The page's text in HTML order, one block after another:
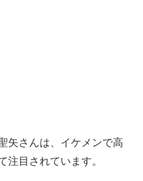
矢さんは、イケメンで高
注目されています。